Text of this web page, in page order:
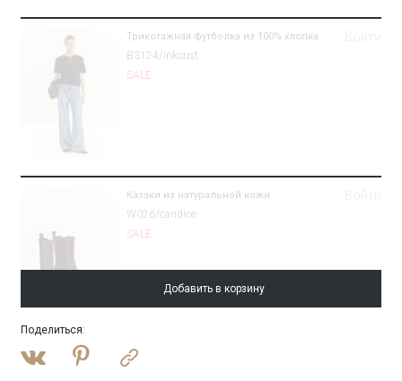
Трикотажная футболка из 100% хлопка
B3124/inkoust
SALE
Войти
Казаки из натуральной кожи
W026/candice
SALE
Войти
Брюки прямого кроя с защипами
Добавить в корзину
Поделиться: